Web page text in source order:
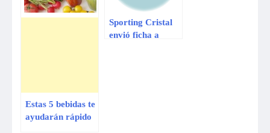
Estas 5 bebidas te
ayudarán rápido
Sporting Cristal
envió ficha a